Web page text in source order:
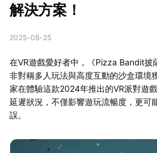
解決方案！
2025-08-25
在VR遊戲愛好者中，《Pizza Bandit披
非對稱多人玩法與高度互動的沙盒環境
家在體驗這款2024年推出的VR派對遊
延遲狀況，不僅影響遊玩流暢度，更可
誤。